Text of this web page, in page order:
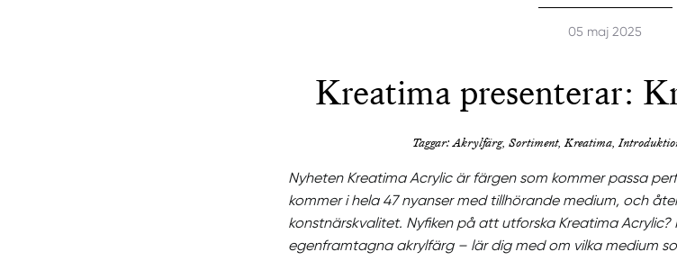
05 maj 2025
Kreatima presenterar:
Taggar: Akrylfärg, Sortiment, Kreatima,
Nyheten Kreatima Acrylic är färgen som kommer passa
kommer i hela 47 nyanser med tillhörande medium, och
konstnärskvalitet. Nyfiken på att utforska Kreatima
egenframtagna akrylfärg – lär dig med om vilka medium